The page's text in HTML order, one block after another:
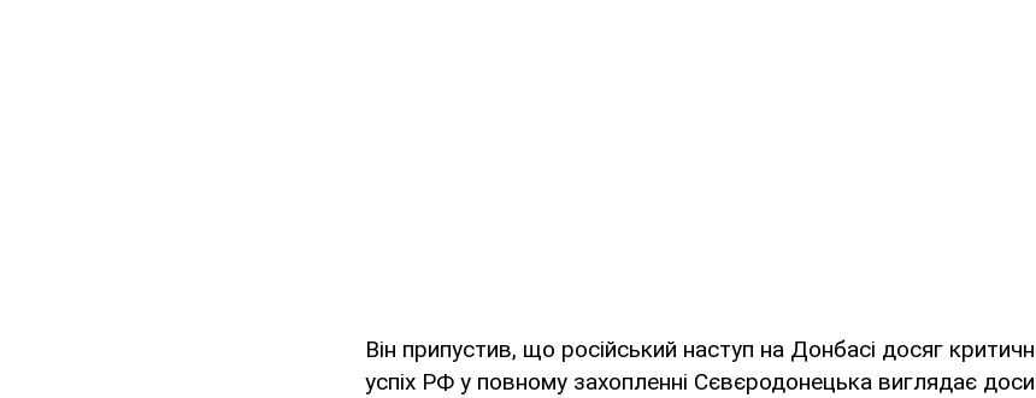
Він припустив, що російський наступ на Донбасі досяг
успіх РФ у повному захопленні Сєвєродонецька виглядає